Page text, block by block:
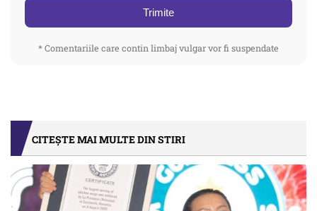
Trimite
* Comentariile care contin limbaj vulgar vor fi suspendate
CITEȘTE MAI MULTE DIN STIRI